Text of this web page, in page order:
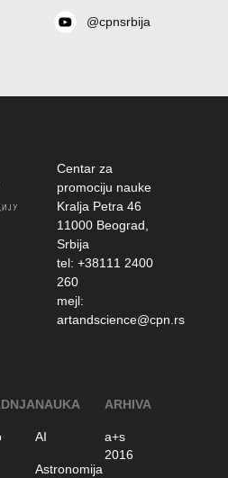
@cpnsrbija
Centar za
promociju nauke
Kralja Petra 46
11000 Beograd,
Srbija
tel: +38111 2400
260
mejl:
artandscience@cpn.rs
NAUKA
AI
Astronomija
ARHIVA
a+s
2016